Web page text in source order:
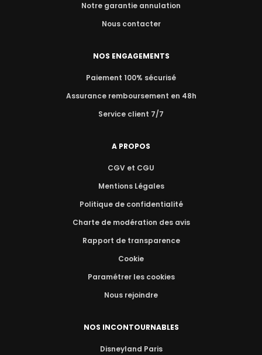
Notre garantie annulation
Nous contacter
NOS ENGAGEMENTS
Paiement 100% sécurisé
Assurance remboursement en 48h
Service client 7/7
A PROPOS
CGV et CGU
Mentions Légales
Politique de confidentialité
Charte de modération des avis
Rapport de transparence
Cookie
Paramétrer les cookies
Nous rejoindre
NOS INCONTOURNABLES
Disneyland Paris